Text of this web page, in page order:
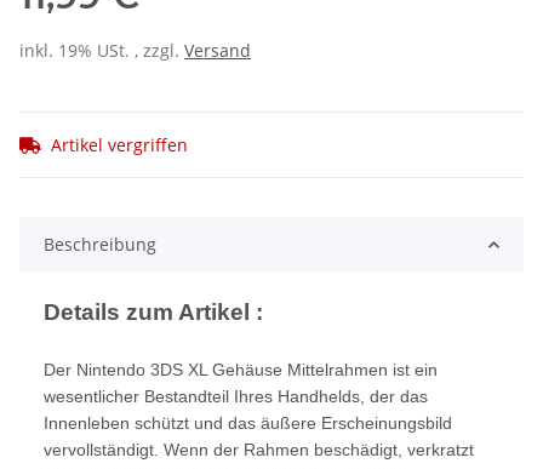
inkl. 19% USt. , zzgl. Versand
Artikel vergriffen
Beschreibung
Details zum Artikel :
Der Nintendo 3DS XL Gehäuse Mittelrahmen ist ein
wesentlicher Bestandteil Ihres Handhelds, der das
Innenleben schützt und das äußere Erscheinungsbild
vervollständigt. Wenn der Rahmen beschädigt, verkratzt